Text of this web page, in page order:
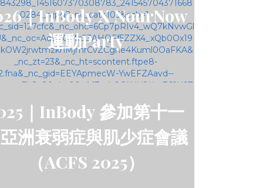
｜InBody X NourNow
運動Party
｜InBody 參加第十一
洲衰弱症與肌少症會議
（ACFS 2025）